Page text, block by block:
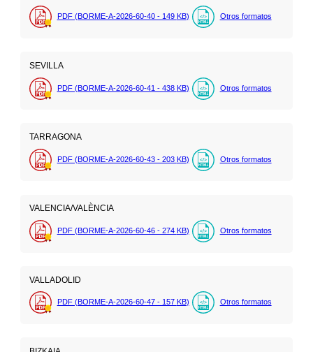
PDF (BORME-A-2026-60-40 - 149 KB) Otros formatos
SEVILLA
PDF (BORME-A-2026-60-41 - 438 KB) Otros formatos
TARRAGONA
PDF (BORME-A-2026-60-43 - 203 KB) Otros formatos
VALENCIA/VALÈNCIA
PDF (BORME-A-2026-60-46 - 274 KB) Otros formatos
VALLADOLID
PDF (BORME-A-2026-60-47 - 157 KB) Otros formatos